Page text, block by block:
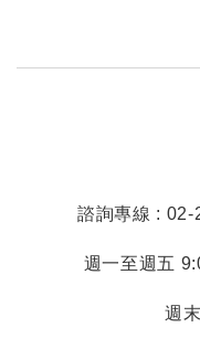
諮詢專線 :
週一至週五
週